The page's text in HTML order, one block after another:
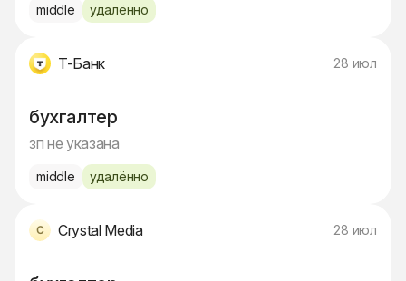
middle удалённо
Т-Банк 28 июл
бухгалтер
зп не указана
middle удалённо
Crystal Media 28 июл